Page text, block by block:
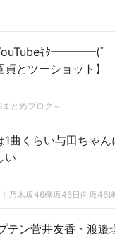
ｷﾀ━━━━(ﾟ
ツーショット】
とめブログ～
1曲くらい与田ちゃん
い
テン菅井友香・渡邉